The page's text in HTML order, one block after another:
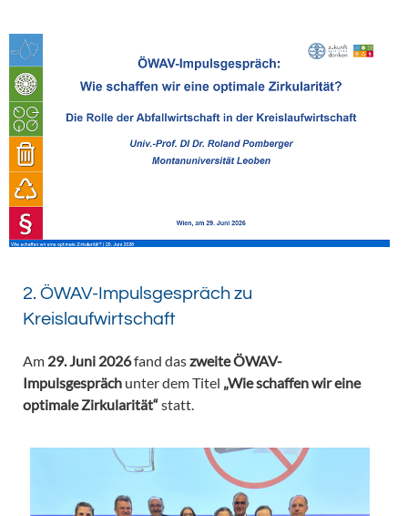
2. ÖWAV-Impulsgespräch zu
Kreislaufwirtschaft
Am 29. Juni 2026fand daszweite ÖWAV-
Impulsgespräch unter dem Titel „Wie schaffen wir eine
optimale Zirkularität“statt.